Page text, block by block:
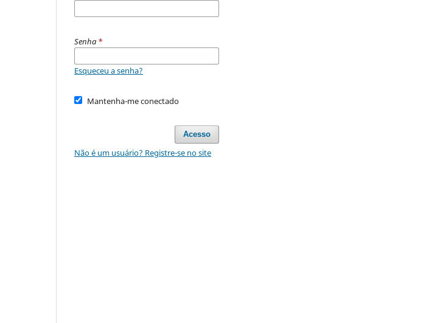
Senha *
Esqueceu a senha?
Mantenha-me conectado
Acesso
Não é um usuário? Registre-se no site